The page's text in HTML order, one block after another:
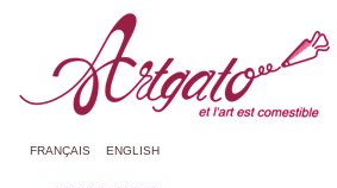
FRANÇAIS ENGLISH